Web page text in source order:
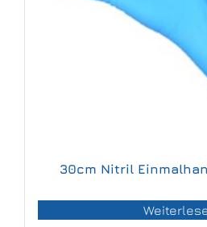
30cm Nitril